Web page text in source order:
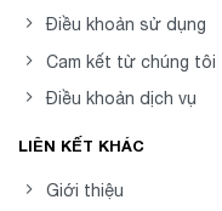
Điều khoản sử dụng
Cam kết từ chúng tôi
Điều khoản dịch vụ
LIÊN KẾT KHÁC
Giới thiệu